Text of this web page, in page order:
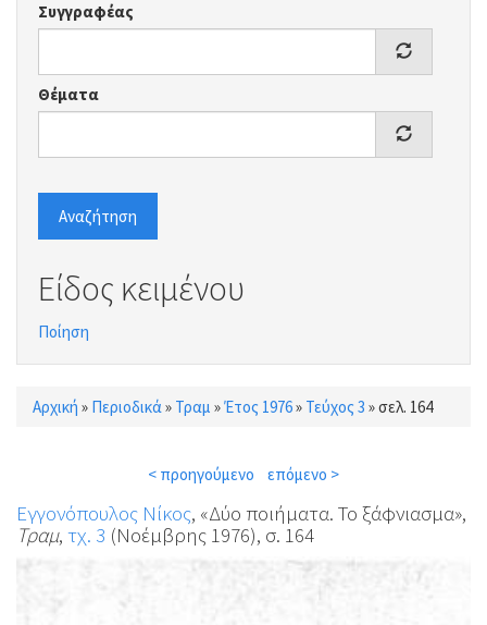
Συγγραφέας
Θέματα
Αναζήτηση
Είδος κειμένου
Ποίηση
Είστε εδώ
Αρχική » Περιοδικά » Τραμ »Έτος 1976» Τεύχος 3 »σελ. 164
< προηγούμενο επόμενο >
Εγγονόπουλος Νίκος, «Δύο ποιήματα. Το ξάφνιασμα»,
Τραμ, τχ. 3 (Νοέμβρης 1976), σ. 164